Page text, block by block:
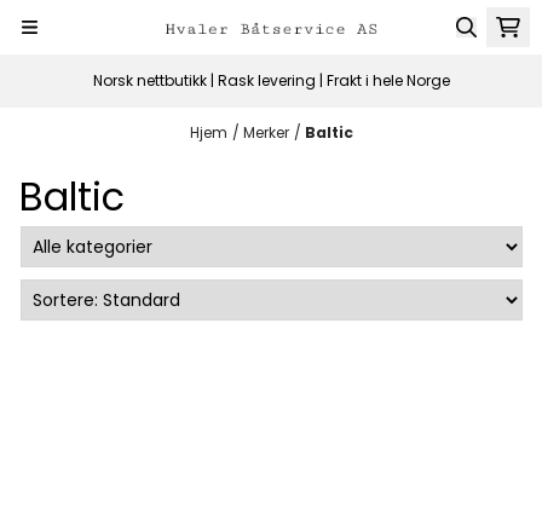
Hopp til innhold
Norsk nettbutikk | Rask levering | Frakt i hele Norge
Hjem / Merker / Baltic
Baltic